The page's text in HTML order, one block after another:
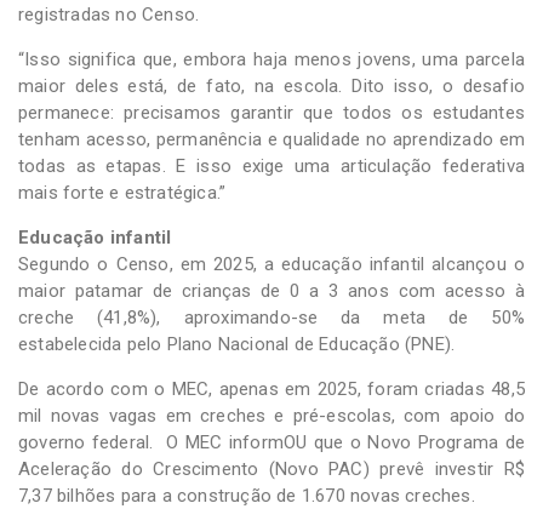
registradas no Censo.
“Isso significa que, embora haja menos jovens, uma parcela
maior deles está, de fato, na escola. Dito isso, o desafio
permanece: precisamos garantir que todos os estudantes
tenham acesso, permanência e qualidade no aprendizado em
todas as etapas. E isso exige uma articulação federativa
mais forte e estratégica.”
Educação infantil
Segundo o Censo, em 2025, a educação infantil alcançou o
maior patamar de crianças de 0 a 3 anos com acesso à
creche (41,8%), aproximando-se da meta de 50%
estabelecida pelo Plano Nacional de Educação (PNE).
De acordo com o MEC, apenas em 2025, foram criadas 48,5
mil novas vagas em creches e pré-escolas, com apoio do
governo federal. O MEC informOU que o Novo Programa de
Aceleração do Crescimento (Novo PAC) prevê investir R$
7,37 bilhões para a construção de 1.670 novas creches.